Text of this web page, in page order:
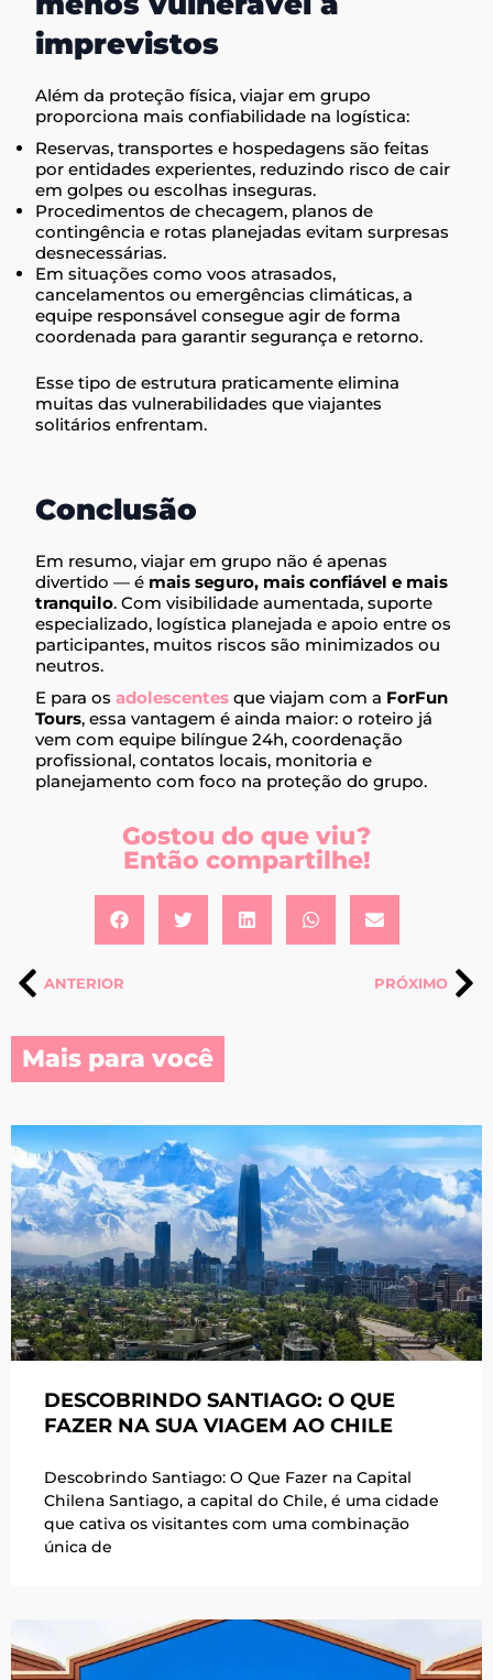
imprevistos
Além da proteção física, viajar em grupo
proporciona mais confiabilidade na logística:
Reservas, transportes e hospedagens são feitas
por entidades experientes, reduzindo risco de cair
em golpes ou escolhas inseguras.
Procedimentos de checagem, planos de
contingência e rotas planejadas evitam surpresas
desnecessárias.
Em situações como voos atrasados,
cancelamentos ou emergências climáticas, a
equipe responsável consegue agir de forma
coordenada para garantir segurança e retorno.
Esse tipo de estrutura praticamente elimina
muitas das vulnerabilidades que viajantes
solitários enfrentam.
Conclusão
Em resumo, viajar em grupo não é apenas
divertido — é mais seguro, mais confiável e mais
tranquilo. Com visibilidade aumentada, suporte
especializado, logística planejada e apoio entre os
participantes, muitos riscos são minimizados ou
neutros.
E para osadolescentesque viajam com a ForFun
Tours, essa vantagem é ainda maior: o roteiro já
vem com equipe bilíngue 24h, coordenação
profissional, contatos locais, monitoria e
planejamento com foco na proteção do grupo.
Gostou do que viu?
Então compartilhe!
ANTERIOR PRÓXIMO
Mais para você
DESCOBRINDO SANTIAGO: O QUE
FAZER NA SUA VIAGEM AO CHILE
Descobrindo Santiago: O Que Fazer na Capital
Chilena Santiago, a capital do Chile, é uma cidade
que cativa os visitantes com uma combinação
única de